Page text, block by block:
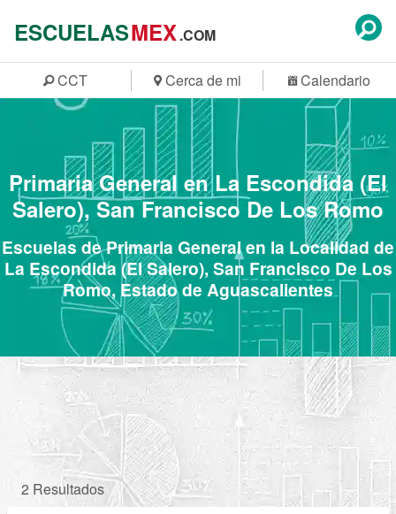
ESCUELASMEX.COM
CCT Cerca de mi Calendario
Primaria General en La Escondida (El
Salero), San Francisco De Los Romo
Escuelas de Primaria General en la Localidad de
La Escondida (El Salero), San Francisco De Los
Romo, Estado de Aguascalientes
2 Resultados